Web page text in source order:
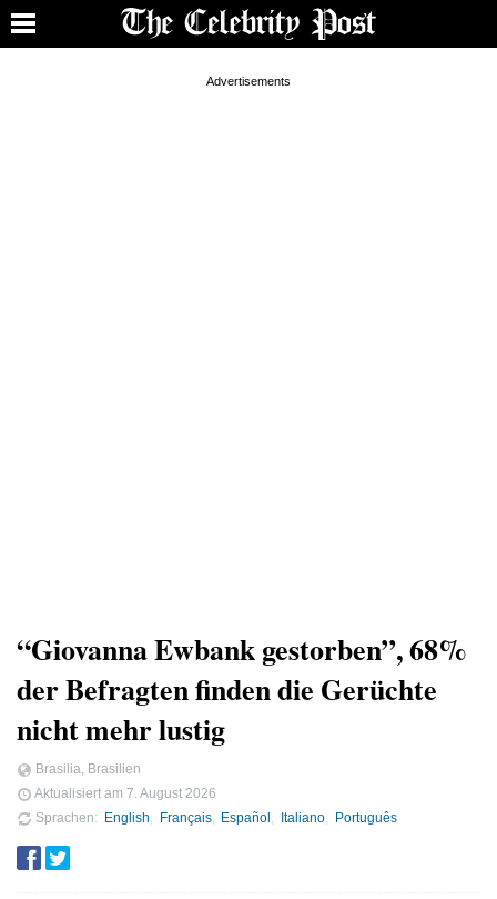
“Giovanna Ewbank gestorben”, 68%
der Befragten finden die Gerüchte
nicht mehr lustig
Brasilia, Brasilien
Aktualisiert am 7. August 2026
Sprachen
English Français Español Italiano Português